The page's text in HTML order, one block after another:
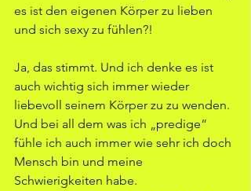
es ist den eigenen Körper zu lieben
und sich sexy zu fühlen?!
Ja, das stimmt. Und ich denke es ist
auch wichtig sich immer wieder
liebevoll seinem Körper zu zu wenden.
Und bei all dem was ich „predige“
fühle ich auch immer wie sehr ich doch
Mensch bin und meine
Schwierigkeiten habe.